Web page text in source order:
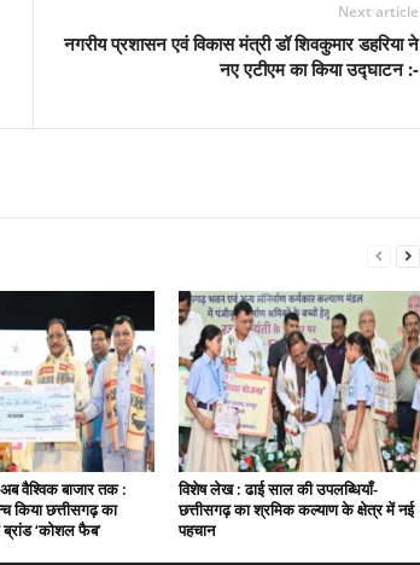
Next article
नगरीय प्रशासन एवं विकास मंत्री डॉ शिवकुमार डहरिया ने
नए एटीएम का किया उद्घाटन :-
वैश्विक बाजार तक :
किया छत्तीसगढ़ का
‘कोशल फैब’
विशेष लेख : ढाई साल की उपलब्धियाँ-
छत्तीसगढ़ का श्रमिक कल्याण के क्षेत्र में नई
पहचान